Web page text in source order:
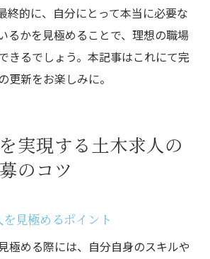
終的に、自分にとって本当に必要な
るかを見極めることで、理想の職場
きるでしょう。本記事はこれにて完
更新をお楽しみに。
実現する土木求人の
のコツ
見極めるポイント
極める際には、自分自身のスキルや